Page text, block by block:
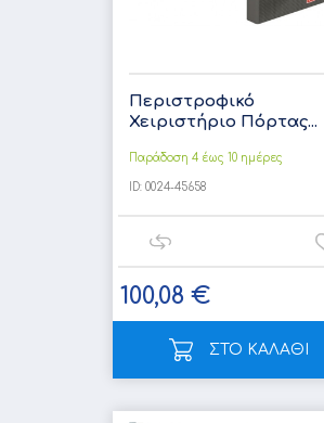
Περιστροφικό
Χειριστήριο Πόρτας...
Παράδοση 4 έως 10 ημέρες
ID: 0024-45658
100,08 €
ΣΤΟ ΚΑΛΑΘΙ